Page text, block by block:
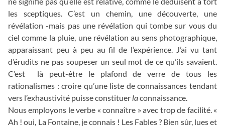
les sceptiques. C’est un chemin, une découverte, une
révélation -mais pas une révélation qui tombe sur vous du
ciel comme la pluie, une révélation au sens photographique,
apparaissant peu à peu au fil de l’expérience. J’ai vu tant
d’érudits ne pas soupeser un seul mot de ce qu’ils savaient.
C’est là peut-être le plafond de verre de tous les
rationalismes : croire qu’une liste de connaissances tendant
vers l’exhaustivité puisse constituer laconnaissance.
Nous employons le verbe « connaître » avec trop de facilité. «
Ah ! oui, La Fontaine, je connais ! Les Fables ? Bien sûr, lues et